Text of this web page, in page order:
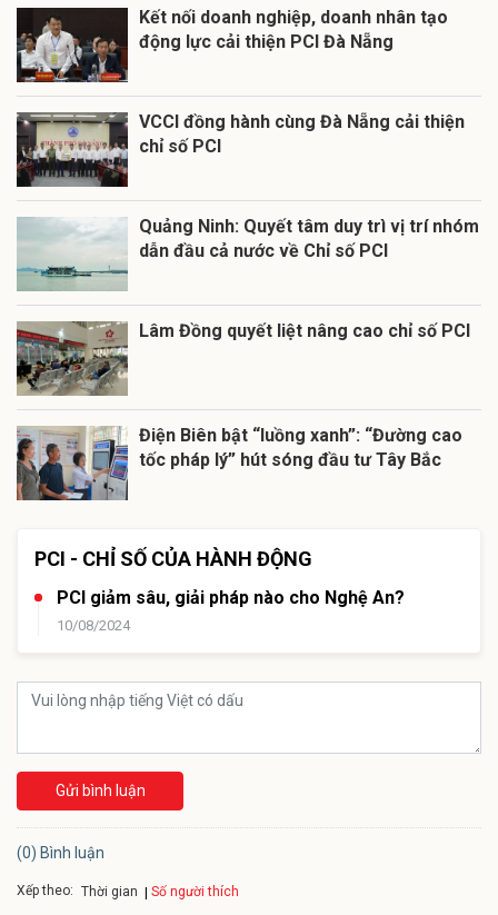
Kết nối doanh nghiệp, doanh nhân tạo
động lực cải thiện PCI Đà Nẵng
VCCI đồng hành cùng Đà Nẵng cải thiện
chỉ số PCI
Quảng Ninh: Quyết tâm duy trì vị trí nhóm
dẫn đầu cả nước về Chỉ số PCI
Lâm Đồng quyết liệt nâng cao chỉ số PCI
Điện Biên bật “luồng xanh”: “Đường cao
tốc pháp lý” hút sóng đầu tư Tây Bắc
PCI - CHỈ SỐ CỦA HÀNH ĐỘNG
PCI giảm sâu, giải pháp nào cho Nghệ An?
10/08/2024
Gửi bình luận
(0) Bình luận
Xếp theo: Thời gian Số người thích